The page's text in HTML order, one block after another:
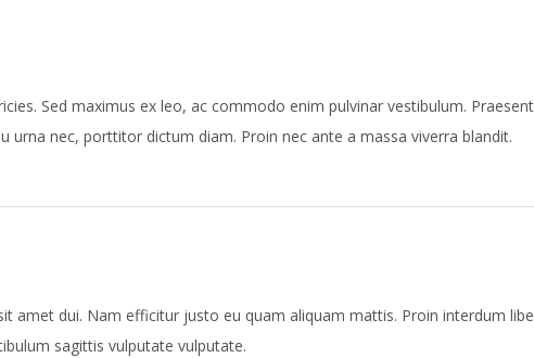
Sed maximus ex leo, ac commodo enim pulvinar vestibulum.
urna nec, porttitor dictum diam. Proin nec ante a massa viverra blandit.
amet dui. Nam efficitur justo eu quam aliquam mattis. Proin interdum
sagittis vulputate vulputate.